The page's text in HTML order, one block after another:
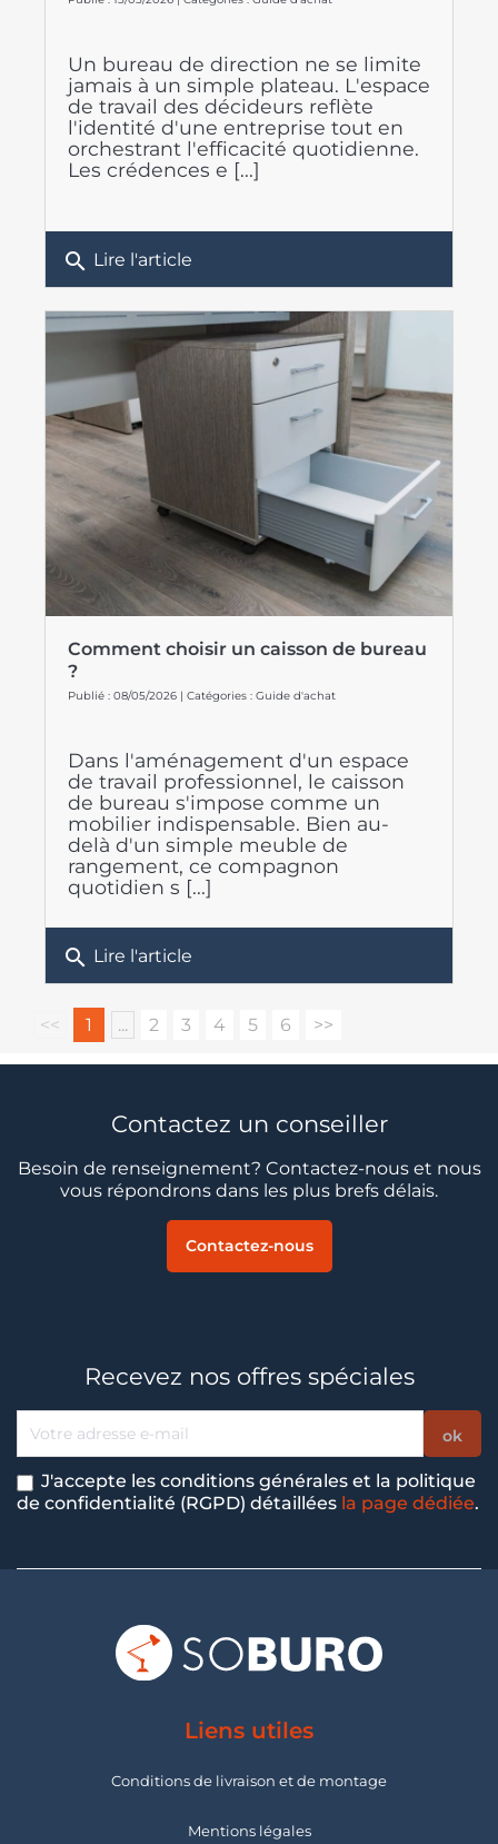
Un bureau de direction ne se limite
jamais à un simple plateau. L'espace
de travail des décideurs reflète
l'identité d'une entreprise tout en
orchestrant l'efficacité quotidienne.
Les crédences e [...]
search Lire l'article
Comment choisir un caisson de bureau
?
Publié : 08/05/2026 | Catégories : Guide d'achat
Dans l'aménagement d'un espace
de travail professionnel, le caisson
de bureau s'impose comme un
mobilier indispensable. Bien au-
delà d'un simple meuble de
rangement, ce compagnon
quotidien s [...]
search Lire l'article
<< 1 ... 2 3 4 5 6 >>
Contactez un conseiller
Besoin de renseignement? Contactez-nous et nous
vous répondrons dans les plus brefs délais.
Contactez-nous
Recevez nos offres spéciales
J'accepte les conditions générales et la politique
de confidentialité (RGPD) détaillées la page dédiée.
Liens utiles
Conditions de livraison et de montage
Mentions légales